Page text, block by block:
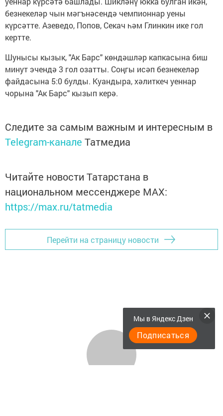
безнекеләр чын мәгънәсендә чемпионнар уены
күрсәтте. Азеведо, Попов, Секач һәм Глинкин ике гол
кертте.
Шунысы кызык, "Ак Барс" көндәшләр капкасына биш
минут эчендә 3 гол озатты. Соңгы исәп безнекеләр
файдасына 5:0 булды. Куандыра, хәлиткеч уеннар
чорына "Ак Барс" кызып керә.
Следите за самым важным и интересным в
Telegram-канале Татмедиа
Читайте новости Татарстана в
национальном мессенджере MАХ:
https://max.ru/tatmedia
Перейти на страницу новости
Мы в Яндекс Дзен
Подписаться